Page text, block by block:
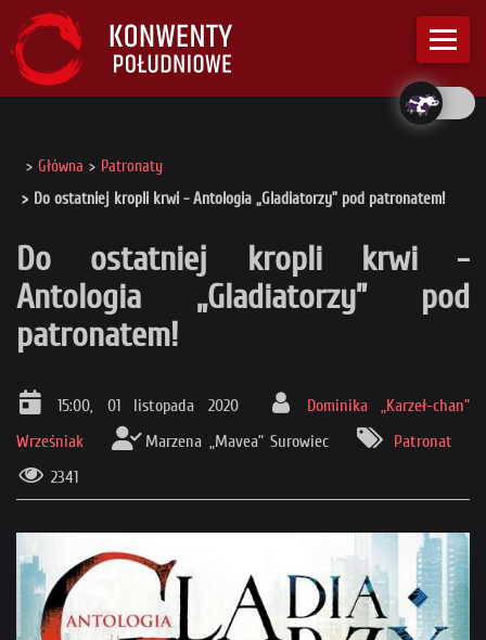
Główna
Patronaty
Do ostatniej kropli krwi - Antologia „Gladiatorzy” pod patronatem!
Do ostatniej kropli krwi -
Antologia „Gladiatorzy” pod
patronatem!
15:00, 01 listopada 2020
Dominika „Karzeł-chan”
Wrześniak
Marzena „Mavea” Surowiec
Patronat
2341